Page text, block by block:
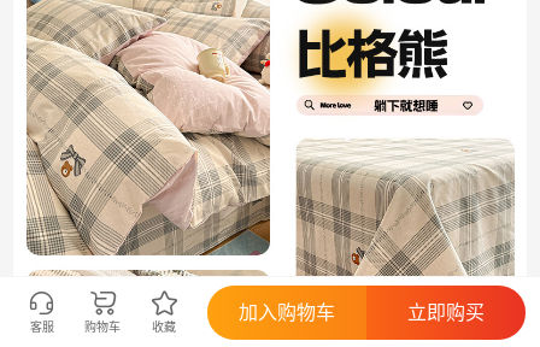
客服 购物车 收藏
加入购物车 立即购买